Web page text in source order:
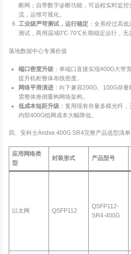
断网；自带数字诊断功能，可远程实时监
流，运维可视化。
工业级严苛测试，运行稳定 ：全系经过高
测试，商用温域0℃-70℃长期稳定运行，无
落地数据中心专属价值
端口密度升级 ：单端口直接实现400G大带
提升机柜整体布线密度。
网络平滑演进 ：向下兼容200G、100G存
需整体推倒重构网络架构。
低成本短距升级 ：复用现有存量多模光纤
内部400G组网成本大幅降低。
四、安科士Andxe 400G SR4完整产品选型清单
应用网络类
型
封装形式 产品型号
以太网 QSFP112
QSFP112-
SR4-400G